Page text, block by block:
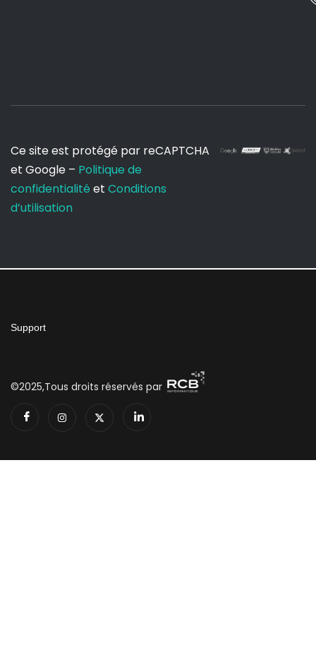
Ce site est protégé par reCAPTCHA
et Google – Politique de
confidentialité et Conditions
d’utilisation
Support
©2025,Tous droits réservés par